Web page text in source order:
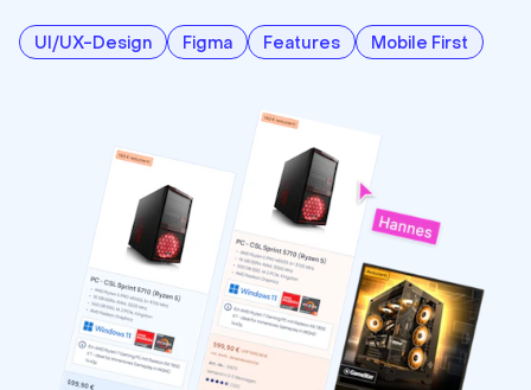
UI/UX-Design Figma Features Mobile First